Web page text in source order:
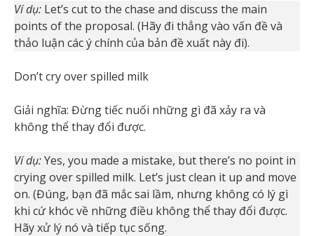
Ví dụ: Let’s cut to the chase and discuss the main
points of the proposal. (Hãy đi thẳng vào vấn đề và
thảo luận các ý chính của bản đề xuất này đi).
Don’t cry over spilled milk
Giải nghĩa: Đừng tiếc nuối những gì đã xảy ra và
không thể thay đổi được.
Ví dụ:Yes, you made a mistake, but there’s no point in
crying over spilled milk. Let’s just clean it up and move
on. (Đúng, bạn đã mắc sai lầm, nhưng không có lý gì
khi cứ khóc về những điều không thể thay đổi được.
Hãy xử lý nó và tiếp tục sống.